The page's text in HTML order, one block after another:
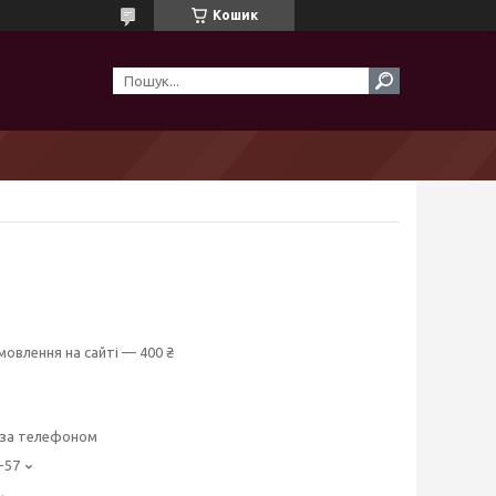
Кошик
на сайті — 400 ₴
телефоном
57